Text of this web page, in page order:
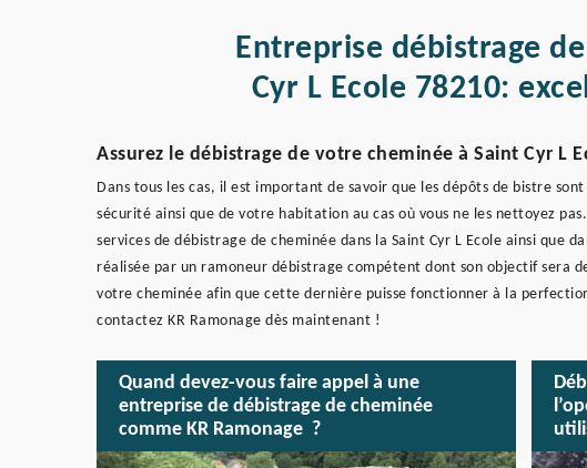
Entreprise débistrage
Cyr L Ecole 78210:
Assurez le débistrage de votre cheminée à Saint Cyr L
Dans tous les cas, il est important de savoir que les dépôts de bistre
sécurité ainsi que de votre habitation au cas où vous ne les nettoyez
services de débistrage de cheminée dans la Saint Cyr L Ecole ainsi que
réalisée par un ramoneur débistrage compétent dont son objectif sera
votre cheminée afin que cette dernière puisse fonctionner à la
contactez KR Ramonage dès maintenant !
Quand devez-vous faire appel à une
entreprise de débistrage de cheminée
comme KR Ramonage ?